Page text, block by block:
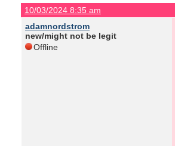
10/03/2024 8:35 am
adamnordstrom
new/might not be legit
Offline